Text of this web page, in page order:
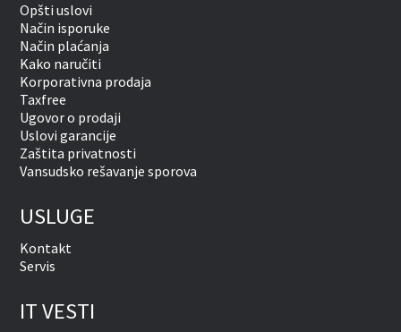
Opšti uslovi
Način isporuke
Način plaćanja
Kako naručiti
Korporativna prodaja
Taxfree
Ugovor o prodaji
Uslovi garancije
Zaštita privatnosti
Vansudsko rešavanje sporova
USLUGE
Kontakt
Servis
IT VESTI